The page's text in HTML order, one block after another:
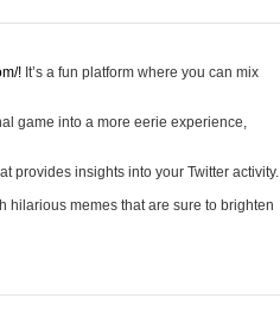
! It’s a fun platform where you can mix
game into a more eerie experience,
provides insights into your Twitter activity.
hilarious memes that are sure to brighten